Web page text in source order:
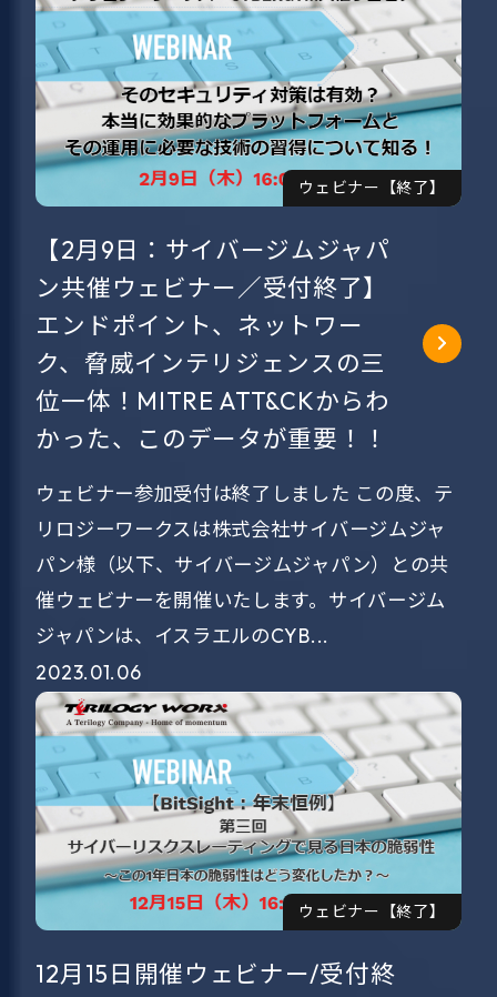
ウェビナー【終了】
【2月9日：サイバージムジャパ
ン共催ウェビナー／受付終了】
エンドポイント、ネットワー
ク、脅威インテリジェンスの三
位一体！MITRE ATT&CKからわ
かった、このデータが重要！！
ウェビナー参加受付は終了しました この度、テ
リロジーワークスは株式会社サイバージムジャ
パン様（以下、サイバージムジャパン）との共
催ウェビナーを開催いたします。サイバージム
ジャパンは、イスラエルのCYB...
2023.01.06
ウェビナー【終了】
12月15日開催ウェビナー/受付終